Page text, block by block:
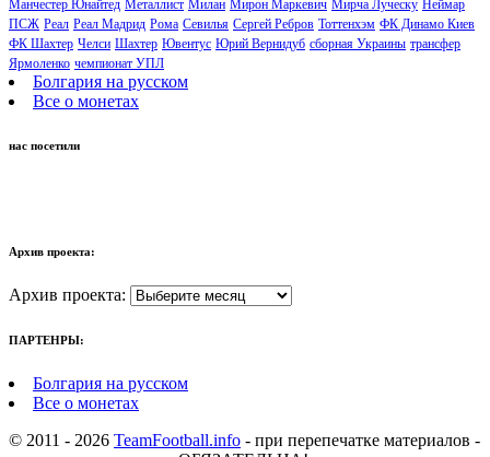
Манчестер Юнайтед Металлист Милан Мирон Маркевич Мирча Луческу Неймар
ПСЖ Реал Реал Мадрид Рома Севилья Сергей Ребров Тоттенхэм ФК Динамо Киев
ФК Шахтер Челси Шахтер Ювентус Юрий Вернидуб сборная Украины трансфер
Ярмоленко чемпионат УПЛ
Болгария на русском
Все о монетах
нас посетили
Архив проекта:
Архив проекта:
ПАРТЕНРЫ:
Болгария на русском
Все о монетах
© 2011 - 2026 TeamFootball.info - при перепечатке материалов -